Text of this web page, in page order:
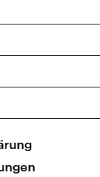
und Podcasts
Kinderprogramm
+ DAB+)